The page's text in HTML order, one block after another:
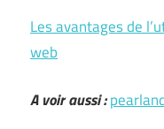
Les avantages de
web
A voir aussi :